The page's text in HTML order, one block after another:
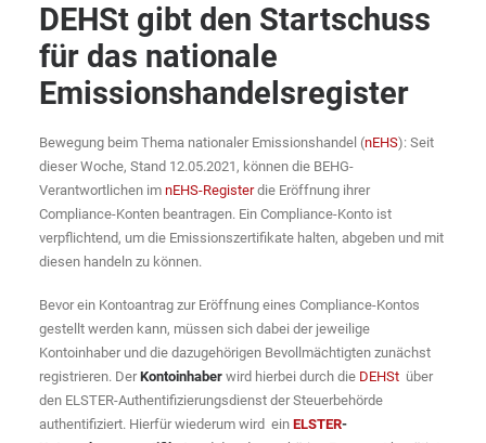
DEHSt gibt den Startschuss
für das nationale
Emissionshandelsregister
Bewegung beim Thema nationaler Emissionshandel (nEHS): Seit
dieser Woche, Stand 12.05.2021, können die BEHG-
Verantwortlichen im nEHS-Registerdie Eröffnung ihrer
Compliance-Konten beantragen. Ein Compliance-Konto ist
verpflichtend, um die Emissionszertifikate halten, abgeben und mit
diesen handeln zu können.
Bevor ein Kontoantrag zur Eröffnung eines Compliance-Kontos
gestellt werden kann, müssen sich dabei der jeweilige
Kontoinhaber und die dazugehörigen Bevollmächtigten zunächst
registrieren. DerKontoinhaber wird hierbei durch die DEHSt über
den ELSTER-Authentifizierungsdienst der Steuerbehörde
authentifiziert. Hierfür wiederum wird ein ELSTER-